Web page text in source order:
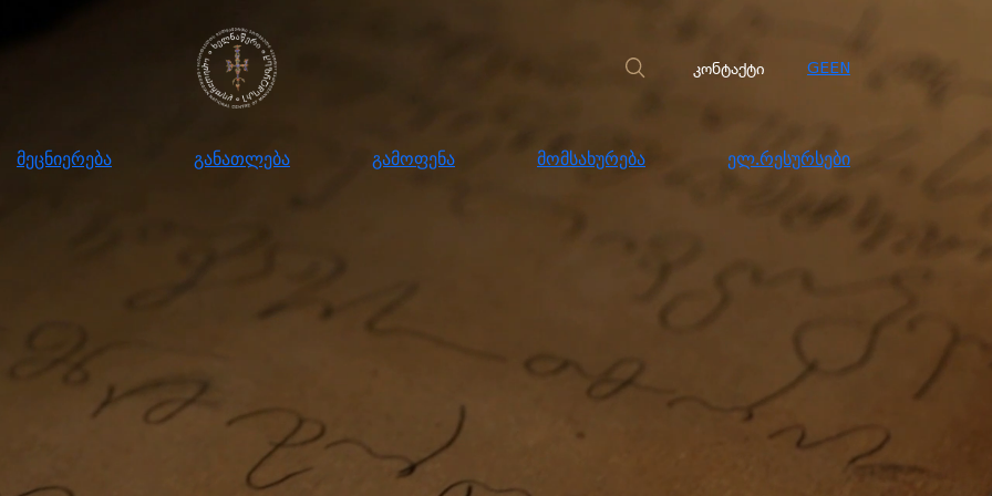
კონტაქტი GEEN
მეცნიერება განათლება გამოფენა მომსახურება ელ.რესურსები
განათლება